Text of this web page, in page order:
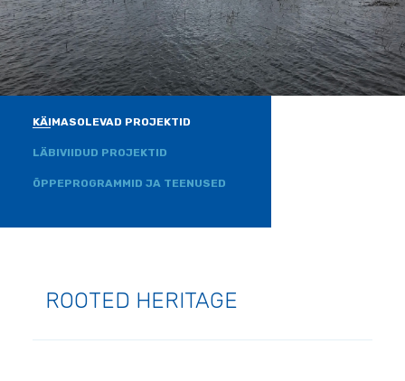
KÄIMASOLEVAD PROJEKTID
LÄBIVIIDUD PROJEKTID
ÕPPEPROGRAMMID JA TEENUSED
ROOTED HERITAGE